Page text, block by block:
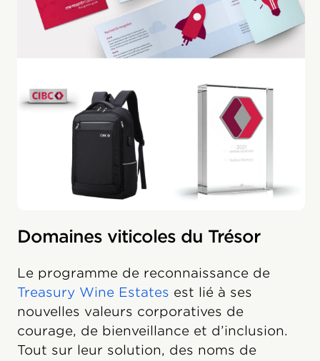
Domaines viticoles du Trésor
Le programme de reconnaissance de
Treasury Wine Estates est lié à ses
nouvelles valeurs corporatives de
courage, de bienveillance et d’inclusion.
Tout sur leur solution, des noms de